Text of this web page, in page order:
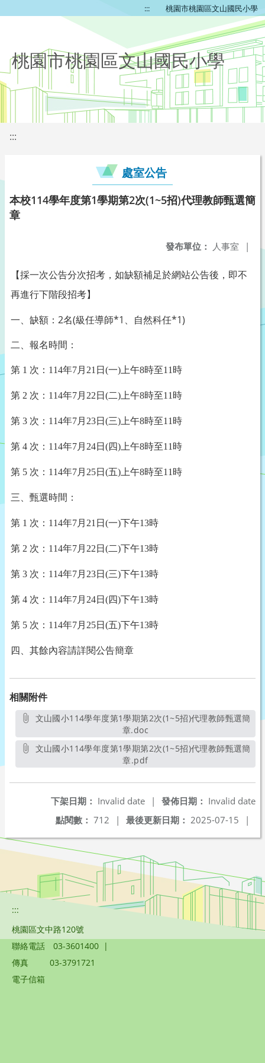
::: 桃園市桃園區文山國民小學
桃園市桃園區文山國民小學
:::
處室公告
本校114學年度第1學期第2次(1~5招)代理教師甄選簡
章
發布單位： 人事室 |
【採一次公告分次招考，如缺額補足於網站公告後，即不
再進行下階段招考】
一、缺額：2名(級任導師*1、自然科任*1)
二、報名時間：
第 1 次： 114年7月21日 (一)上午8時至11時
第 2 次： 114年7月22日 (二)上午8時至11時
第 3 次： 114年7月23日 (三)上午8時至11時
第 4 次： 114年7月24日 (四)上午8時至11時
第 5 次： 114年7月25日 (五)上午8時至11時
三、甄選時間：
第 1 次： 114年7月21日 (一)下午13時
第 2 次： 114年7月22日 (二)下午13時
第 3 次： 114年7月23日 (三)下午13時
第 4 次： 114年7月24日 (四)下午13時
第 5 次： 114年7月25日 (五)下午13時
四、其餘內容請詳閱公告簡章
相關附件
章.doc
章.pdf另開新視窗
發佈日期： Invalid date
下架日期： Invalid date
|
最後更新日期： 2025-07-15 |
點閱數： 712 |
:::
桃園區文中路120號
聯絡電話
03-3601400 |
傳真
03-3791721
電子信箱